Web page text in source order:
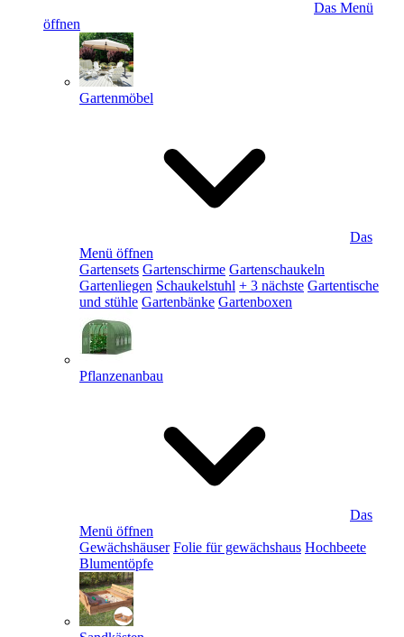
Das Menü
öffnen
Gartenmöbel
Das
Menü öffnen
Gartensets Gartenschirme Gartenschaukeln
Gartenliegen Schaukelstuhl + 3 nächste Gartentische
und stühle Gartenbänke Gartenboxen
Pflanzenanbau
Das
Menü öffnen
Gewächshäuser Folie für gewächshaus Hochbeete
Blumentöpfe